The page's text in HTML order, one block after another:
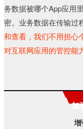
务数据被哪个App应用
密。业务数据在传输过
和查看，我们不用担心
对互联网应用的管控能
加